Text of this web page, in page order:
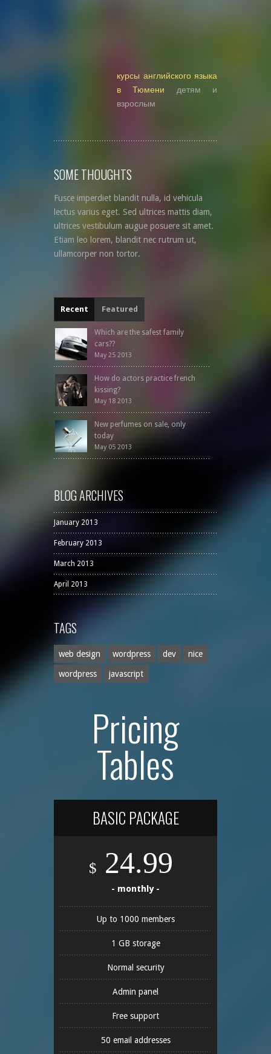
курсы английского языка
в Тюмени детям и
взрослым
SOME THOUGHTS
Fusce imperdiet blandit nulla, id vehicula
lectus varius eget. Sed ultrices mattis diam,
ultrices vestibulum augue posuere sit amet.
Etiam leo lorem, blandit nec rutrum ut,
ullamcorper non tortor.
Recent Featured
Which are the safest family
cars??
May 25 2013
How do actors practice french
kissing?
May 18 2013
New perfumes on sale, only
today
May 05 2013
BLOG ARCHIVES
January 2013
February 2013
March 2013
April 2013
TAGS
web design wordpress dev nice
wordpress javascript
Pricing
Tables
BASIC PACKAGE
$ 24.99
- monthly -
Up to 1000 members
1 GB storage
Normal security
Admin panel
Free support
50 email addresses